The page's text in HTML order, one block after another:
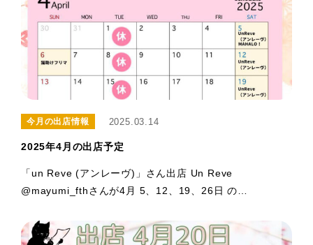
今月の出店情報 2025.03.14
2025年4月の出店予定
「un Reve (アンレーヴ)」さん出店 Un Reve
@mayumi_fthさんが4月 5、12、19、26日 の…